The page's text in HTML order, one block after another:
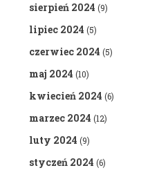
sierpień 2024 (9)
lipiec 2024 (5)
czerwiec 2024 (5)
maj 2024 (10)
kwiecień 2024 (6)
marzec 2024 (12)
luty 2024 (9)
styczeń 2024 (6)